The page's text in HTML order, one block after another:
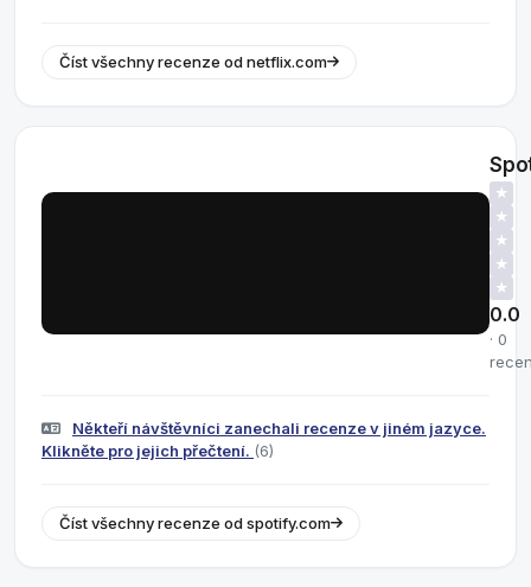
Číst všechny recenze od netflix.com
★
★
★
★
★
0.0
· 0
Někteří návštěvníci zanechali recenze v jiném jazyce.
Klikněte pro jejich přečtení. (6)
Číst všechny recenze od spotify.com